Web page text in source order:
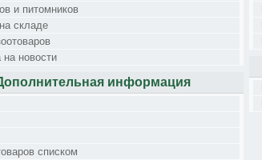
и питомников
складе
на новости
информация
списком